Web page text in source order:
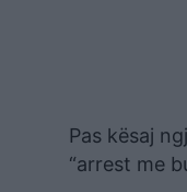
Pas kësaj
“arrest me